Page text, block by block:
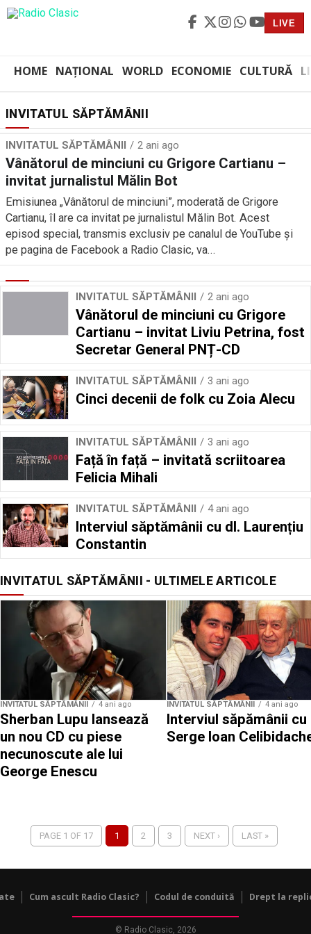
LIVE
HOME NAȚIONAL WORLD ECONOMIE CULTURĂ
INVITATUL SĂPTĂMÂNII
INVITATUL SĂPTĂMÂNII 2 ani ago
Vânătorul de minciuni cu Grigore Cartianu –
invitat jurnalistul Mălin Bot
Emisiunea „Vânătorul de minciuni”, moderată de Grigore
Cartianu, îl are ca invitat pe jurnalistul Mălin Bot. Acest
episod special, transmis exclusiv pe canalul de YouTube și
pe pagina de Facebook a Radio Clasic, va...
INVITATUL SĂPTĂMÂNII 2 ani ago
Vânătorul de minciuni cu Grigore
Cartianu – invitat Liviu Petrina, fost
Secretar General PNȚ-CD
INVITATUL SĂPTĂMÂNII 3 ani ago
Cinci decenii de folk cu Zoia Alecu
INVITATUL SĂPTĂMÂNII 3 ani ago
Față în față – invitată scriitoarea
Felicia Mihali
INVITATUL SĂPTĂMÂNII 4 ani ago
Interviul săptămânii cu dl. Laurențiu
Constantin
INVITATUL SĂPTĂMÂNII - ULTIMELE ARTICOLE
INVITATUL SĂPTĂMÂNII 4 ani ago
Sherban Lupu lansează
un nou CD cu piese
necunoscute ale lui
George Enescu
INVITATUL SĂPTĂMÂNII 4 ani ago
Interviul săpămânii cu
Serge Ioan
PAGE 1 OF 17 1 2 3 NEXT › LAST »
Cum ascult Radio Clasic? Codul de conduită Drept la
© Radio Clasic, 2026